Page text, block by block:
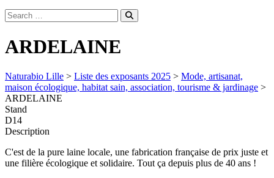
ARDELAINE
Naturabio Lille > Liste des exposants 2025 > Mode, artisanat,
maison écologique, habitat sain, association, tourisme & jardinage >
ARDELAINE
Stand
D14
Description
C'est de la pure laine locale, une fabrication française de prix juste et
une filière écologique et solidaire. Tout ça depuis plus de 40 ans !